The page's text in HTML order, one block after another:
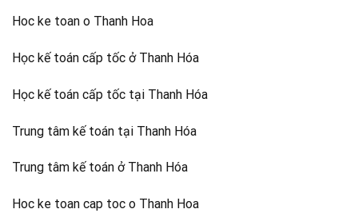
Hoc ke toan o Thanh Hoa
Học kế toán cấp tốc ở Thanh Hóa
Học kế toán cấp tốc tại Thanh Hóa
Trung tâm kế toán tại Thanh Hóa
Trung tâm kế toán ở Thanh Hóa
Hoc ke toan cap toc o Thanh Hoa